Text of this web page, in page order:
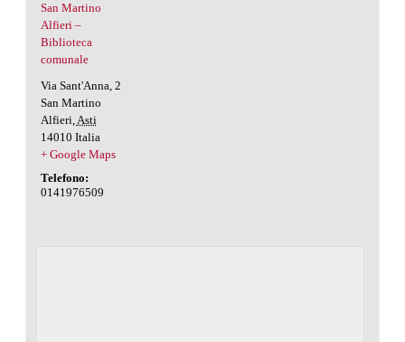
San Martino
Alfieri –
Biblioteca
comunale
Via Sant'Anna, 2
San Martino
Alfieri,Asti
14010 Italia
+ Google Maps
Telefono:
0141976509